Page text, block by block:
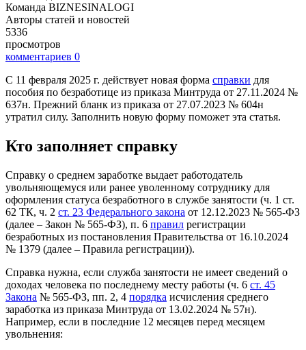
Команда BIZNESINALOGI
Авторы статей и новостей
5336
просмотров
комментариев 0
С 11 февраля 2025 г. действует новая форма справки для
пособия по безработице из приказа Минтруда от 27.11.2024 №
637н. Прежний бланк из приказа от 27.07.2023 № 604н
утратил силу. Заполнить новую форму поможет эта статья.
Кто заполняет справку
Справку о среднем заработке выдает работодатель
увольняющемуся или ранее уволенному сотруднику для
оформления статуса безработного в службе занятости (ч. 1 ст.
62 ТК, ч. 2 ст. 23 Федерального закона от 12.12.2023 № 565-ФЗ
(далее – Закон № 565-ФЗ), п. 6 правил регистрации
безработных из постановления Правительства от 16.10.2024
№ 1379 (далее – Правила регистрации)).
Справка нужна, если служба занятости не имеет сведений о
доходах человека по последнему месту работы (ч. 6 ст. 45
Закона № 565-ФЗ, пп. 2, 4 порядка исчисления среднего
заработка из приказа Минтруда от 13.02.2024 № 57н).
Например, если в последние 12 месяцев перед месяцем
увольнения: